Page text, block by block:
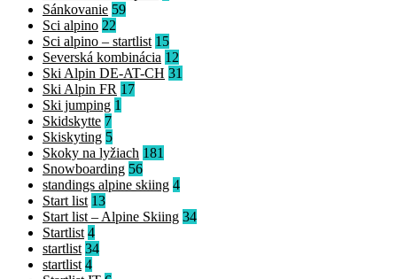
Sánkovanie 59
Sci alpino 22
Sci alpino – startlist 15
Severská kombinácia 12
Ski Alpin DE-AT-CH 31
Ski Alpin FR 17
Ski jumping 1
Skidskytte 7
Skiskyting 5
Skoky na lyžiach 181
Snowboarding 56
standings alpine skiing 4
Start list 13
Start list – Alpine Skiing 34
Startlist 4
startlist 34
startlist 4